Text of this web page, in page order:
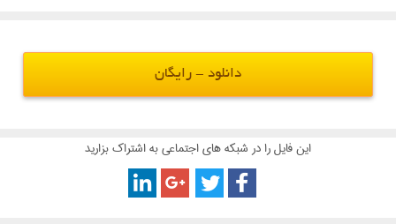
دانلود - رایگان
این فایل را در شبکه های اجتماعی به اشتراک بزارید